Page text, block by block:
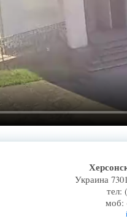
Украина
тел:
моб: